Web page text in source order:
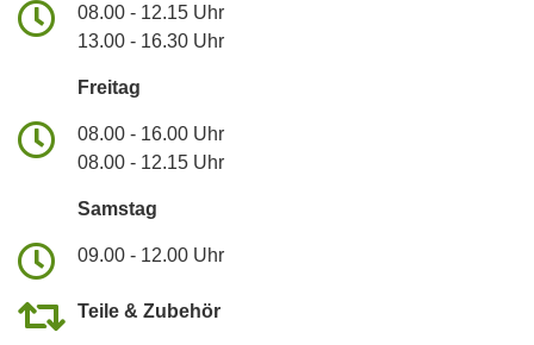
08.00 - 12.15 Uhr
13.00 - 16.30 Uhr
Freitag
08.00 - 16.00 Uhr
08.00 - 12.15 Uhr
Samstag
09.00 - 12.00 Uhr
Teile & Zubehör